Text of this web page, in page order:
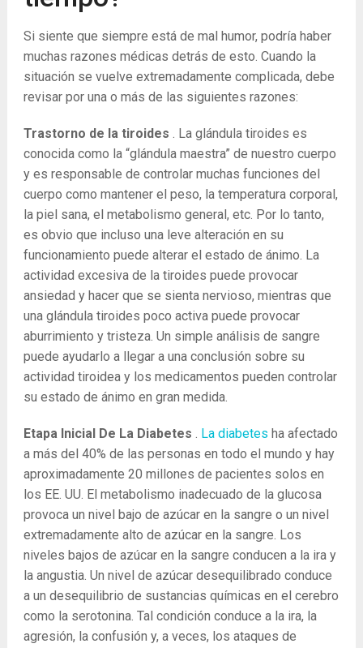
Si siente que siempre está de mal humor, podría haber
muchas razones médicas detrás de esto. Cuando la
situación se vuelve extremadamente complicada, debe
revisar por una o más de las siguientes razones:
Trastorno de la tiroides . La glándula tiroides es
conocida como la “glándula maestra” de nuestro cuerpo
y es responsable de controlar muchas funciones del
cuerpo como mantener el peso, la temperatura corporal,
la piel sana, el metabolismo general, etc. Por lo tanto,
es obvio que incluso una leve alteración en su
funcionamiento puede alterar el estado de ánimo. La
actividad excesiva de la tiroides puede provocar
ansiedad y hacer que se sienta nervioso, mientras que
una glándula tiroides poco activa puede provocar
aburrimiento y tristeza. Un simple análisis de sangre
puede ayudarlo a llegar a una conclusión sobre su
actividad tiroidea y los medicamentos pueden controlar
su estado de ánimo en gran medida.
Etapa Inicial De La Diabetes . La diabetes ha afectado
a más del 40% de las personas en todo el mundo y hay
aproximadamente 20 millones de pacientes solos en
los EE. UU. El metabolismo inadecuado de la glucosa
provoca un nivel bajo de azúcar en la sangre o un nivel
extremadamente alto de azúcar en la sangre. Los
niveles bajos de azúcar en la sangre conducen a la ira y
la angustia. Un nivel de azúcar desequilibrado conduce
a un desequilibrio de sustancias químicas en el cerebro
como la serotonina. Tal condición conduce a la ira, la
agresión, la confusión y, a veces, los ataques de